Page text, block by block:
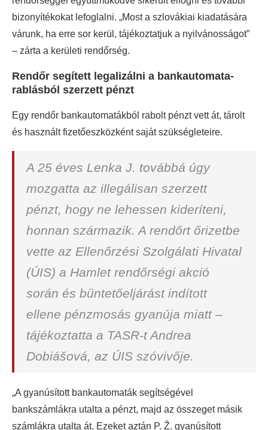
bizonyítékokat lefoglalni. „Most a szlovákiai kiadatására
várunk, ha erre sor kerül, tájékoztatjuk a nyilvánosságot”
– zárta a kerületi rendőrség.
Rendőr segített legalizálni a bankautomata-
rablásból szerzett pénzt
Egy rendőr bankautomatákból rabolt pénzt vett át, tárolt
és használt fizetőeszközként saját szükségleteire.
A 25 éves Lenka J. továbbá úgy
mozgatta az illegálisan szerzett
pénzt, hogy ne lehessen kideríteni,
honnan származik. A rendőrt őrizetbe
vette az Ellenőrzési Szolgálati Hivatal
(ÚIS) a Hamlet rendőrségi akció
során és büntetőeljárást indított
ellene pénzmosás gyanúja miatt –
tájékoztatta a TASR-t Andrea
Dobiášová, az ÚIS szóvivője.
„A gyanúsított bankautomaták segítségével
bankszámlákra utalta a pénzt, majd az összeget másik
számlákra utalta át. Ezeket aztán P. Ž. gyanúsított